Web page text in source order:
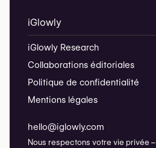
iGlowly
iGlowly Research
Collaborations éditoriales
Politique de confidentialité
Mentions légales
hello@iglowly.com
Nous respectons votre vie privée –